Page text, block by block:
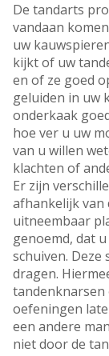
De tandarts
vandaan
uw
kijkt of uw
en of ze goed
geluiden in uw
onderkaak
hoe ver u uw
van u willen
klachten of
Er zijn
afhankelijk van
uitneembaar
genoemd, dat
schuiven. Deze
dragen.
tandenknarsen
oefeningen
een andere
niet door de